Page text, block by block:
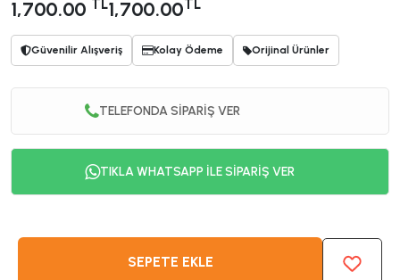
1,700.00 TL1,700.00TL
Güvenilir Alışveriş Kolay Ödeme Orijinal Ürünler
TELEFONDA SİPARİŞ VER
TIKLA WHATSAPP İLE SİPARİŞ VER
SEPETE EKLE